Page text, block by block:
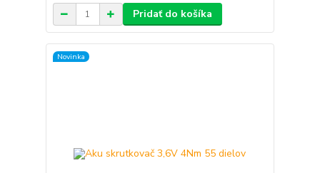
Pridať do košíka
Novinka